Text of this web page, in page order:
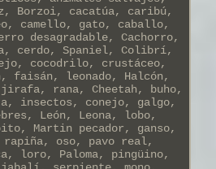
Borzoi, cacatúa, caribú,
camello, gato, caballo,
desagradable, Cachorro,
cerdo, Spaniel, Colibrí,
cocodrilo, crustáceo,
faisán, leonado, Halcón,
rana, Cheetah, buho,
insectos, conejo, galgo,
León, Leona, lobo,
Martin pecador, ganso,
rapiña, oso, pavo real,
loro, Paloma, pingüino,